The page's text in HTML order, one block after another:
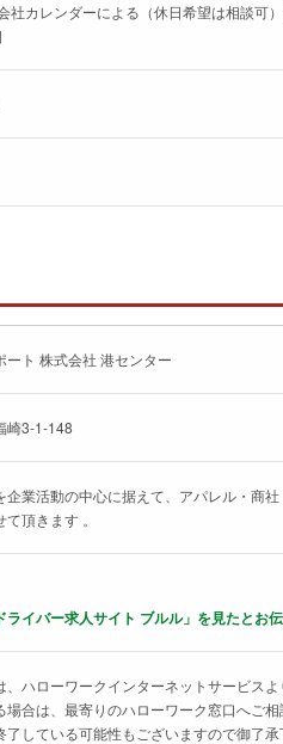
社カレンダーによる（休日希望は相談可
ート 株式会社 港センター
崎3-1-148
企業活動の中心に据えて、アパレル・商
頂きます 。
イバー求人サイト ブルル」を見たとお伝
、ハローワークインターネットサービスよ
合は、最寄りのハローワーク窓口へご相
している可能性もございますので御了承